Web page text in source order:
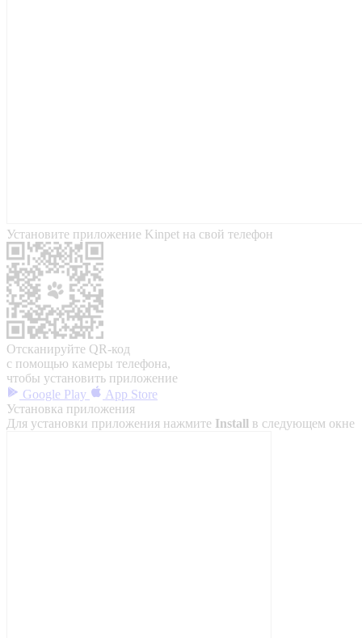
Установите приложение Kinpet на свой телефон
Отсканируйте QR-код
с помощью камеры телефона,
чтобы установить приложение
Google Play
App Store
Установка приложения
Для установки приложения нажмите Install в следующем окне